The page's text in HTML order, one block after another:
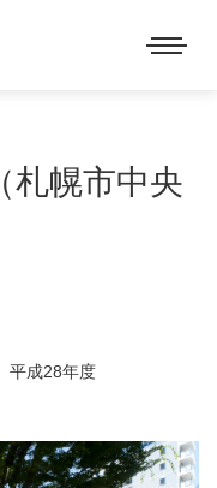
札幌市中央
平成28年度